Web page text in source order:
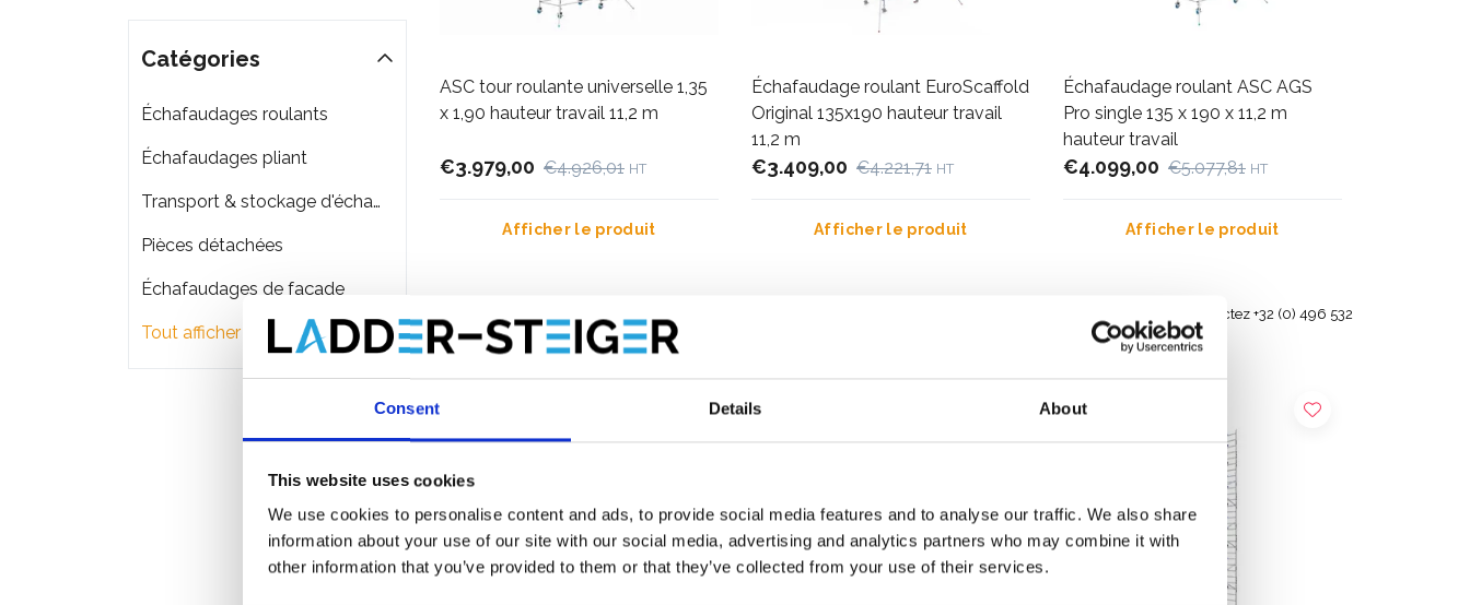
Consent Details About
This website uses cookies
We use cookies to personalise content and ads, to provide social media features and to analyse our traffic. We also share
information about your use of our site with our social media, advertising and analytics partners who may combine it with
other information that you’ve provided to them or that they’ve collected from your use of their services.
ASC tour roulante universelle 1,35
x 1,90 hauteur travail 11,2 m
€3.979,00 €4.926,01 HT
Afficher le produit
Échafaudage roulant EuroScaffold
Original 135x190 hauteur travail
11,2 m
€3.409,00 €4.221,71 HT
Afficher le produit
Échafaudage roulant ASC AGS
Pro single 135 x 190 x 11,2 m
hauteur travail
€4.099,00 €5.077,81 HT
Afficher le produit
Besoin d'aide? Contactez +32 (0) 496 532
330
Catégories
Échafaudages roulants
Échafaudages pliant
Transport & stockage d'échafaudage
Pièces détachées
Échafaudages de façade
Tout afficher